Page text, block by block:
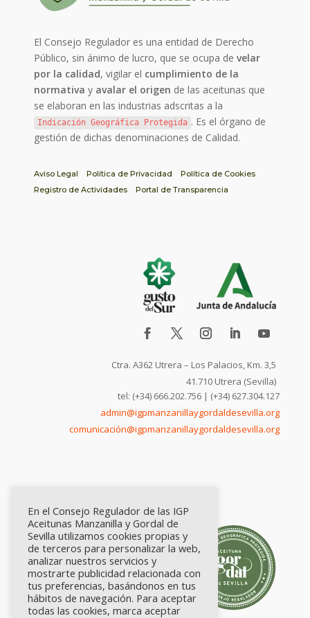
El Consejo Regulador es una entidad de Derecho
Público, sin ánimo de lucro, que se ocupa develar
por la calidad, vigilar el cumplimiento de la
normativa y avalar el origen de las aceitunas que
se elaboran en las industrias adscritas a la
Indicación Geográfica Protegida . Es el órgano de
gestión de dichas denominaciones de Calidad.
Aviso Legal Política de Privacidad
Política de Cookies
Registro de Actividades
Portal de Transparencia
Ctra. A362 Utrera – Los Palacios, Km. 3,5
41.710 Utrera (Sevilla)
tel: (+34) 666.202.756 | (+34) 627.304.127
admin@igpmanzanillaygordaldesevilla.org
comunicación@igpmanzanillaygordaldesevilla.org
En el Consejo Regulador de las IGP
Aceitunas Manzanilla y Gordal de
Sevilla utilizamos cookies propias y
de terceros para personalizar la web,
analizar nuestros servicios y
mostrarte publicidad relacionada con
tus preferencias, basándonos en tus
hábitos de navegación. Para aceptar
todas las cookies, marca aceptar